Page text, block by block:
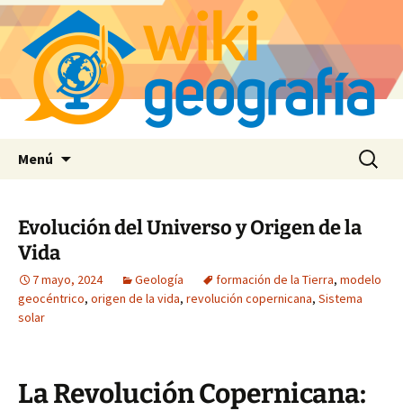
Menú Buscar:
Evolución del Universo y Origen de la
Vida
7 mayo, 2024 Geología formación de la Tierra, modelo
geocéntrico, origen de la vida, revolución copernicana, Sistema
solar
La Revolución Copernicana: